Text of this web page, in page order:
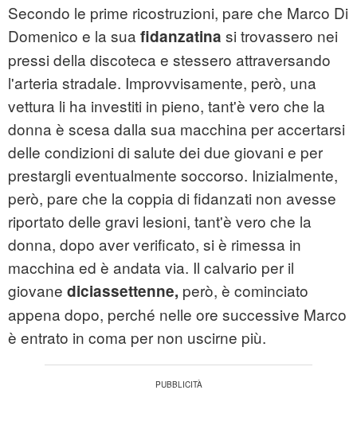
Secondo le prime ricostruzioni, pare che Marco Di
Domenico e la sua fidanzatina si trovassero nei
pressi della discoteca e stessero attraversando
l'arteria stradale. Improvvisamente, però, una
vettura li ha investiti in pieno, tant'è vero che la
donna è scesa dalla sua macchina per accertarsi
delle condizioni di salute dei due giovani e per
prestargli eventualmente soccorso. Inizialmente,
però, pare che la coppia di fidanzati non avesse
riportato delle gravi lesioni, tant'è vero che la
donna, dopo aver verificato, si è rimessa in
macchina ed è andata via. Il calvario per il
giovane diciassettenne, però, è cominciato
appena dopo, perché nelle ore successive Marco
è entrato in coma per non uscirne più.